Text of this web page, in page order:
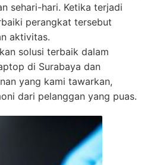
sehari-hari. Ketika terjadi
perangkat tersebut
aktivitas.
solusi terbaik dalam
di Surabaya dan
yang kami tawarkan,
dari pelanggan yang puas.